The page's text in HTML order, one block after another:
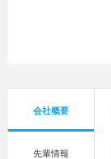
会社概要
先輩情報